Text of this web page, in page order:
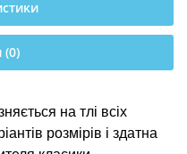
(0)
на тлі всіх
розмірів і здатна